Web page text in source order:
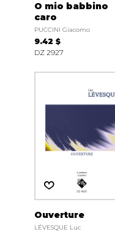
O mio babbino
caro
PUCCINI Giacomo
9.42 $
DZ 2927
Ouverture
LÉVESQUE Luc